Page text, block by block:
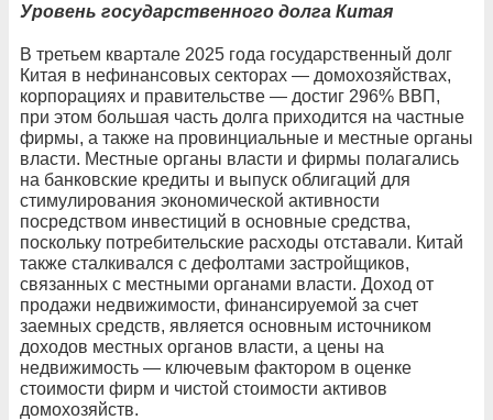
Уровень государственного долга Китая
В третьем квартале 2025 года государственный долг
Китая в нефинансовых секторах — домохозяйствах,
корпорациях и правительстве — достиг 296% ВВП,
при этом большая часть долга приходится на частные
фирмы, а также на провинциальные и местные органы
власти. Местные органы власти и фирмы полагались
на банковские кредиты и выпуск облигаций для
стимулирования экономической активности
посредством инвестиций в основные средства,
поскольку потребительские расходы отставали. Китай
также сталкивался с дефолтами застройщиков,
связанных с местными органами власти. Доход от
продажи недвижимости, финансируемой за счет
заемных средств, является основным источником
доходов местных органов власти, а цены на
недвижимость — ключевым фактором в оценке
стоимости фирм и чистой стоимости активов
домохозяйств.